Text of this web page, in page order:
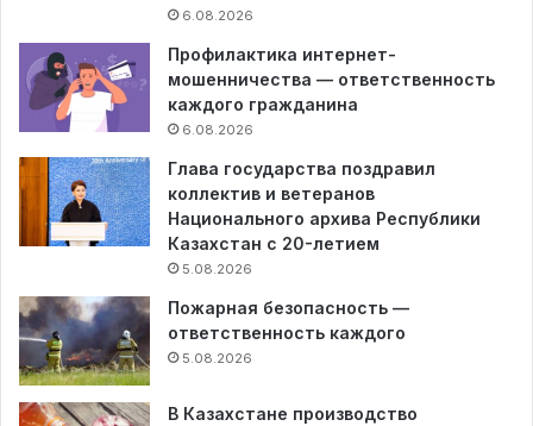
6.08.2026
Профилактика интернет-
мошенничества — ответственность
каждого гражданина
6.08.2026
Глава государства поздравил
коллектив и ветеранов
Национального архива Республики
Казахстан с 20-летием
5.08.2026
Пожарная безопасность —
ответственность каждого
5.08.2026
В Казахстане производство